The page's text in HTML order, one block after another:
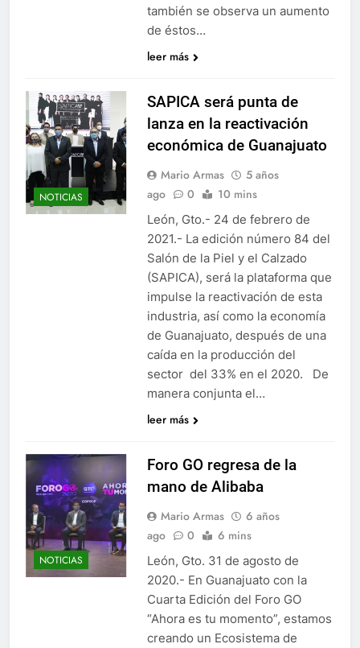
también se observa un aumento
de éstos…
leer más
NOTICIAS
SAPICA será punta de
lanza en la reactivación
económica de Guanajuato
Mario Armas
5 años
ago
0 10 mins
León, Gto.- 24 de febrero de
2021.- La edición número 84 del
Salón de la Piel y el Calzado
(SAPICA), será la plataforma que
impulse la reactivación de esta
industria, así como la economía
de Guanajuato, después de una
caída en la producción del
sector del 33% en el 2020. De
manera conjunta el…
leer más
NOTICIAS
Foro GO regresa de la
mano de Alibaba
Mario Armas
6 años
ago
0 6 mins
León, Gto. 31 de agosto de
2020.- En Guanajuato con la
Cuarta Edición del Foro GO
“Ahora es tu momento”, estamos
creando un Ecosistema de